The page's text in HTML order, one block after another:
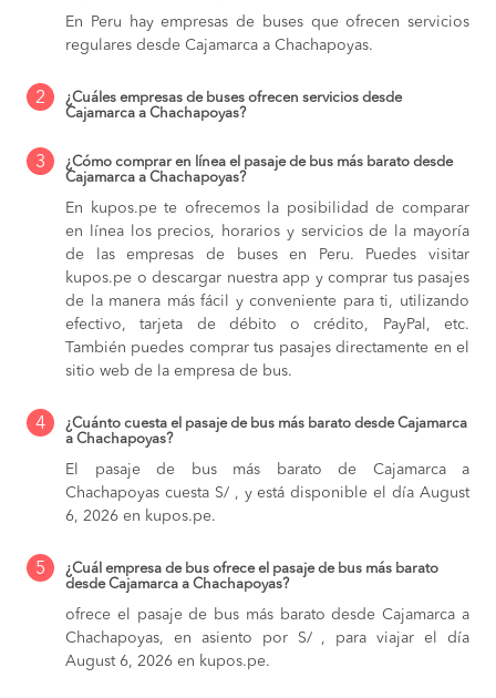
En Peru hay empresas de buses que ofrecen servicios
regulares desde Cajamarca a Chachapoyas.
2
¿Cuáles empresas de buses ofrecen servicios desde
Cajamarca a Chachapoyas?
3
¿Cómo comprar en línea el pasaje de bus más barato desde
Cajamarca a Chachapoyas?
En kupos.pe te ofrecemos la posibilidad de comparar
en línea los precios, horarios y servicios de la mayoría
de las empresas de buses en Peru. Puedes visitar
kupos.pe o descargar nuestra app y comprar tus pasajes
de la manera más fácil y conveniente para ti, utilizando
efectivo, tarjeta de débito o crédito, PayPal, etc.
También puedes comprar tus pasajes directamente en el
sitio web de la empresa de bus.
4
¿Cuánto cuesta el pasaje de bus más barato desde Cajamarca
a Chachapoyas?
El pasaje de bus más barato de Cajamarca a
Chachapoyas cuesta S/ , y está disponible el día August
6, 2026 en kupos.pe.
5
¿Cuál empresa de bus ofrece el pasaje de bus más barato
desde Cajamarca a Chachapoyas?
ofrece el pasaje de bus más barato desde Cajamarca a
Chachapoyas, en asiento por S/ , para viajar el día
August 6, 2026 en kupos.pe.